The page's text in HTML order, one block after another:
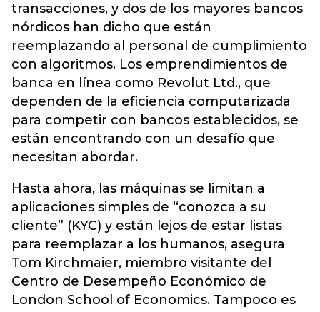
transacciones, y dos de los mayores bancos
nórdicos han dicho que están
reemplazando al personal de cumplimiento
con algoritmos. Los emprendimientos de
banca en línea como Revolut Ltd., que
dependen de la eficiencia computarizada
para competir con bancos establecidos, se
están encontrando con un desafío que
necesitan abordar.
Hasta ahora, las máquinas se limitan a
aplicaciones simples de “conozca a su
cliente” (KYC) y están lejos de estar listas
para reemplazar a los humanos, asegura
Tom Kirchmaier, miembro visitante del
Centro de Desempeño Económico de
London School of Economics. Tampoco es